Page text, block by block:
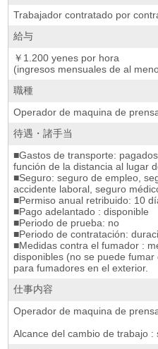
Trabajador contratado por
給与
￥1.200 yenes por hora
(ingresos mensuales de al
職種
Operador de maquina de
待遇・諸手当
■Gastos de transporte:
función de la distancia al lugar
■Seguro: seguro de empleo,
accidente laboral, seguro
■Permiso anual retribuido: 10
■Pago adelantado : disponible
■Periodo de prueba: no
■Periodo de contratación:
■Medidas contra el fumador :
disponibles (no se puede
para fumadores en el exterior.
仕事内容
Operador de maquina de
Alcance del cambio de trabajo :